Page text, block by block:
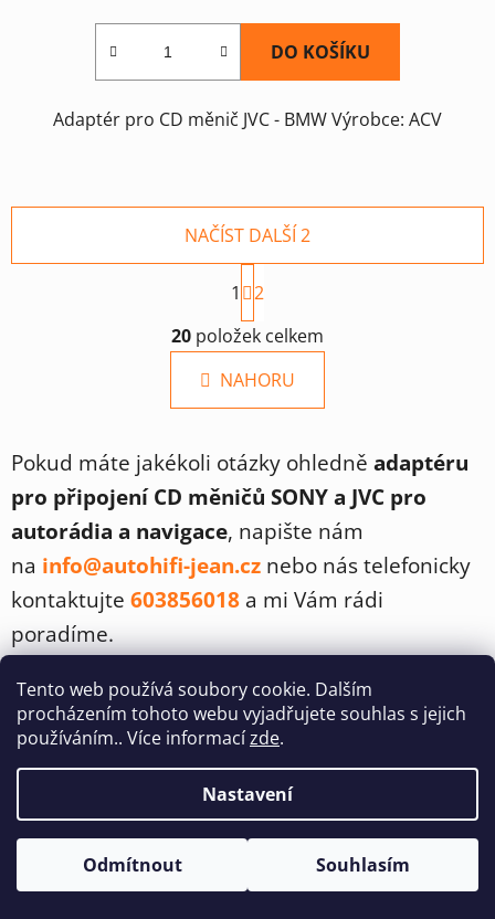
Tento web používá soubory cookie. Dalším
procházením tohoto webu vyjadřujete souhlas s jejich
používáním.. Více informacízde.
Nastavení
Odmítnout Souhlasím
DO KOŠÍKU
Adaptér pro CD měnič JVC - BMW Výrobce: ACV
O
v
l
á
d
c
í
p
r
v
y
ý
p
i
s
u
NAČÍST DALŠÍ 2
S
t
r
á
n
k
n
í
1
2
20 položek celkem
NAHORU
Pokud máte jakékoli otázky ohledně adaptéru
pro připojení CD měničů SONY a JVC pro
autorádia a navigace, napište nám
na info@autohifi-jean.cz nebo nás telefonicky
kontaktujte 603856018 a mi Vám rádi
poradíme.
Kontakt
Kamenný obchod
Ledeč nad Sázavou 58401